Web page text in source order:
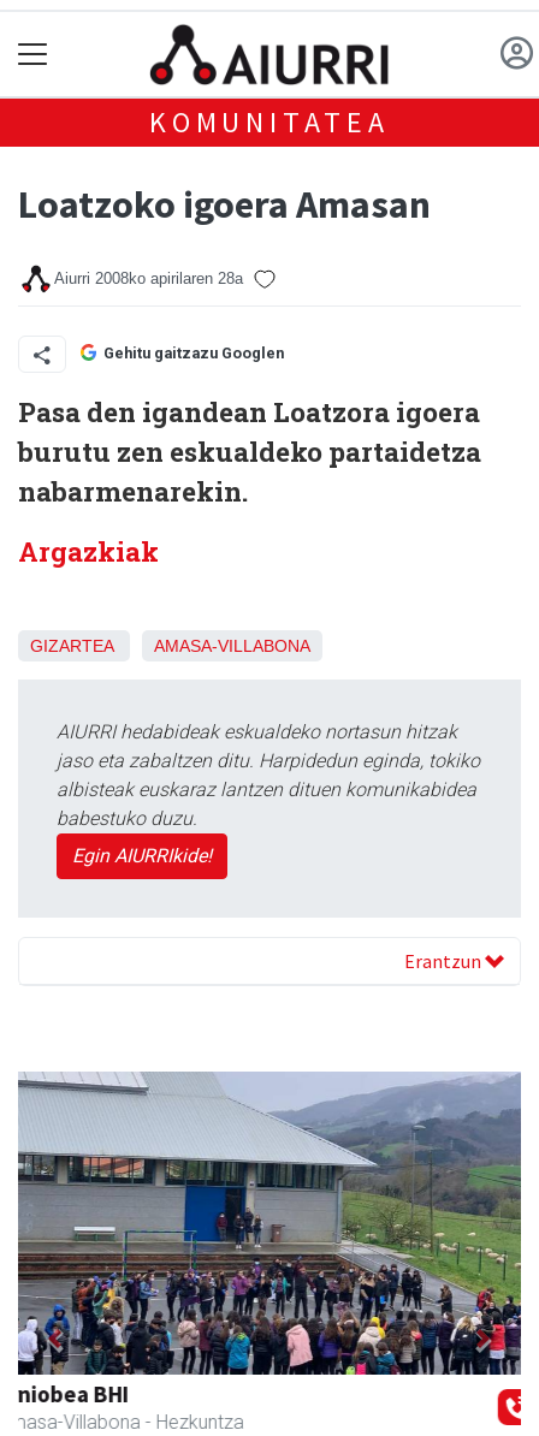
KOMUNITATEA
Loatzoko igoera Amasan
Aiurri 2008ko apirilaren 28a
Gehitu gaitzazu Googlen
Pasa den igandean Loatzora igoera
burutu zen eskualdeko partaidetza
nabarmenarekin.
Argazkiak
GIZARTEA AMASA-VILLABONA
AIURRI hedabideak eskualdeko nortasun hitzak
jaso eta zabaltzen ditu. Harpidedun eginda, tokiko
albisteak euskaraz lantzen dituen komunikabidea
babestuko duzu.
Egin AIURRIkide!
Erantzun
Akam espazioa
Amasa-Villabona - Arropa-dendak
Previous Next